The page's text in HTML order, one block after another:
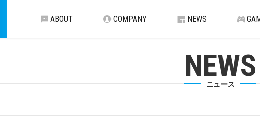
ABOUT COMPANY NEWS
NEWS
ニュース